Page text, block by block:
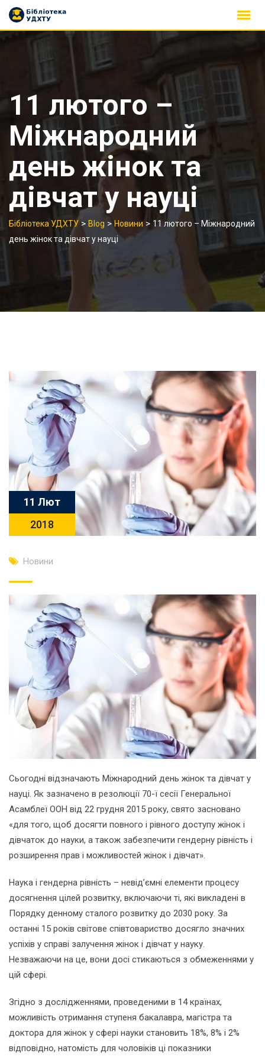
Skip
content
11 лютого –
Міжнародний
день жінок та
дівчат у науці
Бібліотека УДХТУ > Blog > Новини > 11 лютого – Міжнародний
день жінок та дівчат у науці
11 Лют
2018
Новини
Сьогодні відзначають Міжнародний день жінок та дівчат у
науці. Як зазначено в резолюції 70-ї сесії Генеральної
Асамблеї ООН від 22 грудня 2015 року, свято засновано
«для того, щоб досягти повного і рівного доступу жінок і
дівчаток до науки, а також забезпечити гендерну рівність і
розширення прав і можливостей жінок і дівчат».
Наука і гендерна рівність – невід’ємні елементи процесу
досягнення цілей розвитку, включаючи ті, які викладені в
Порядку денному сталого розвитку до 2030 року. За
останні 15 років світове співтовариство досягло значних
успіхів у справі залучення жінок і дівчат у науку.
Незважаючи на це, вони досі стикаються з обмеженнями у
цій сфері.
Згідно з дослідженнями, проведеними в 14 країнах,
можливість отримання ступеня бакалавра, магістра та
доктора для жінок у сфері науки становить 18%, 8% і 2%
відповідно, натомість для чоловіків ці показники